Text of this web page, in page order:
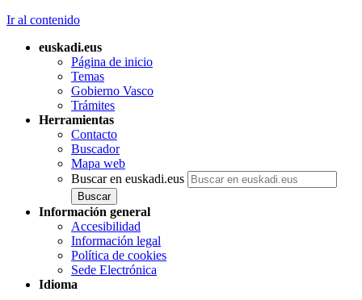
Ir al contenido
euskadi.eus
Página de inicio
Temas
Gobierno Vasco
Trámites
Herramientas
Contacto
Buscador
Mapa web
Buscar en euskadi.eus
Información general
Accesibilidad
Información legal
Política de cookies
Sede Electrónica
Idioma